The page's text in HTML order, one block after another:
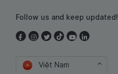
Follow us and keep updated!
Việt Nam